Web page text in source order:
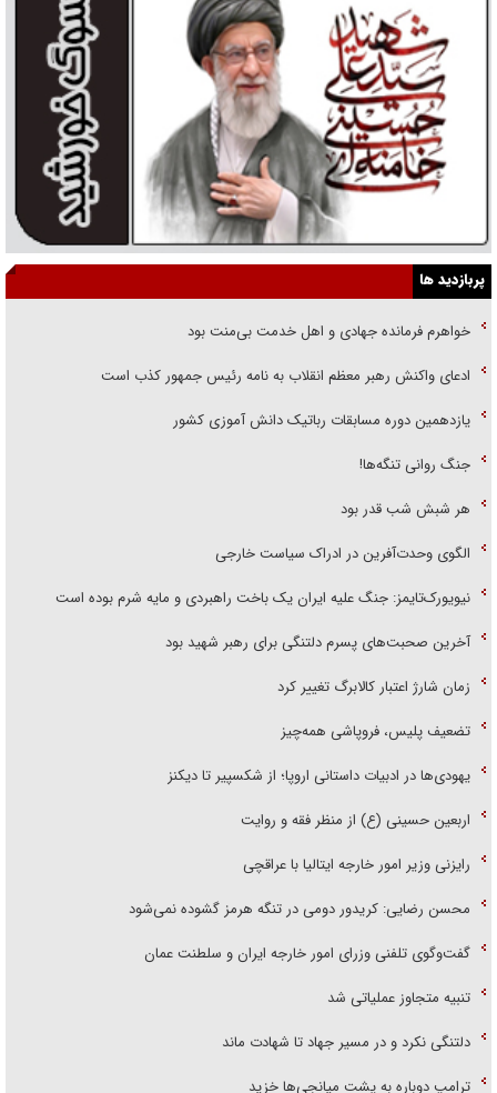
پربازدید ها
خواهرم فرمانده جهادی و اهل خدمت بی‌منت بود
ادعای واکنش رهبر معظم انقلاب به نامه رئیس جمهور کذب است
یازدهمین دوره مسابقات رباتیک دانش آموزی کشور
جنگ روانی تنگه‌ها!
هر شبش شب قدر بود
الگوی وحدت‌آفرین در ادراک سیاست خارجی
نیویورک‌تایمز: جنگ علیه ایران یک باخت راهبردی و مایه شرم بوده است
آخرین صحبت‌های پسرم دلتنگی برای رهبر شهید بود
زمان شارژ اعتبار کالابرگ تغییر کرد
تضعیف پلیس، فروپاشی همه‌چیز
یهودی‌ها در ادبیات داستانی اروپا؛ از شکسپیر تا دیکنز
اربعین حسینی (ع) از منظر فقه و روایت
رایزنی وزیر امور خارجه ایتالیا با عراقچی
محسن رضایی: کریدور دومی در تنگه هرمز گشوده نمی‌شود
گفت‌وگوی تلفنی وزرای امور خارجه ایران و سلطنت عمان
تنبیه متجاوز عملیاتی شد
دلتنگی نکرد و در مسیر جهاد تا شهادت ماند
ترامپ دوباره به پشت میانجی‌ها خزید